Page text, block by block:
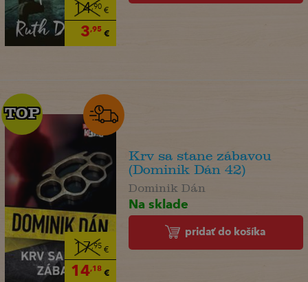
14,90€
3,95€
17,95€
14,18€
TOP
TOP
Krv sa stane zábavou
(Dominik Dán 42)
Dominik Dán
Na sklade
pridať do košíka